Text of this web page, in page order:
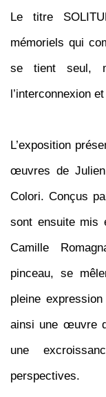
Le titre
mémoriels qui
se tient seul,
l’interconnexion
L’exposition
œuvres de
Colori. Conçus
sont ensuite mis
Camille
pinceau, se
pleine
ainsi une œuvre
une
perspectives.